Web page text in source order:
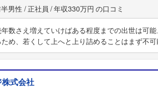
男性 正社員 年収330万円
数さえ増えていけばある程度までの出世は可
ため、若くして上へと上り詰めることはまず不
式会社